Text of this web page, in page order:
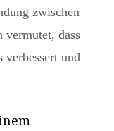
zwischen
vermutet, dass
verbessert und